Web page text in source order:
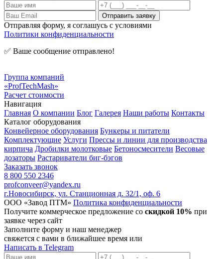
Отправляя форму, я соглашусь с условиями
Политики конфиденциальности
✅ Ваше сообщение отправлено!
Группа компаний
«ProfTechMash»
Расчет стоимости
Навигация
Главная О компании Блог Галерея Наши работы Контакты
Каталог оборудования
Конвейерное оборудования Бункеры и питатели
Комплектующие Услуги Прессы и линии для производства
кирпича Дробилки молотковые Бетоносмесители Весовые
дозаторы Растариватели биг-бэгов
Заказать звонок
8 800 550 2346
profconveer@yandex.ru
г.Новосибирск, ул. Станционная д. 32/1, оф. 6
ООО «Завод ПТМ» Политика конфиденциальности
Получите коммерческое предложение со скидкой 10% при
заявке через сайт
Заполните форму и наш менеджер
свяжется с вами в ближайшее время или
Написать в Telegram